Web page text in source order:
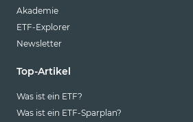
Akademie
ETF-Explorer
Newsletter
Top-Artikel
Was ist ein ETF?
Was ist ein ETF-Sparplan?